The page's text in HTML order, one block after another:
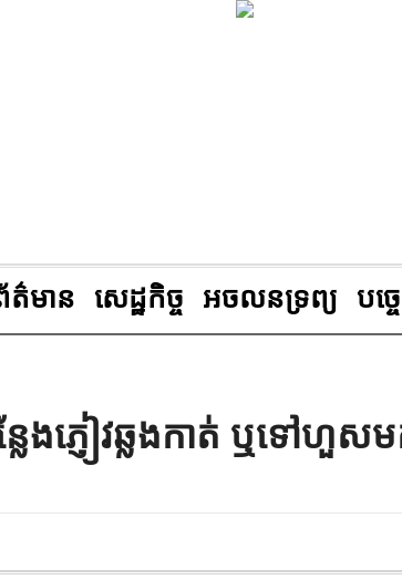
ត៌មាន សេដ្ឋកិច្ច អចលនទ្រព្យ បច្ច
លែងភ្ញៀវឆ្លងកាត់ ឬទៅ